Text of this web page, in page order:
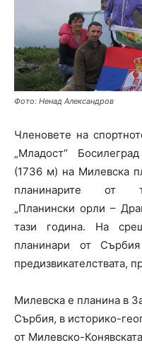
Фото: Ненад Александров
Членовете на
„Младост“
(1736 м) на Милевска
планинарите от
„Планински орли –
тази година. На
планинари от
предизвикателствата,
Милевска е планина в
Сърбия, в историко-
от Милевско-